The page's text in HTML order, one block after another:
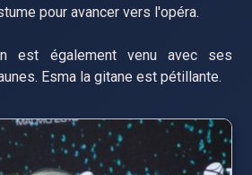
pour avancer vers l'opéra.
est également venu avec ses
Esma la gitane est pétillante.